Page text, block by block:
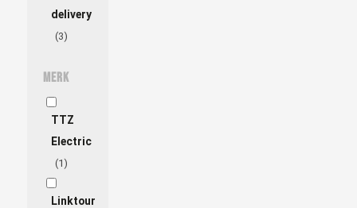
delivery
(3)
Merk
TTZ
Electric
(1)
Linktour